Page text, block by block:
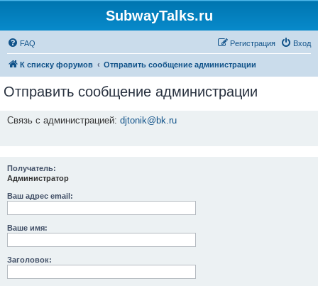
SubwayTalks.ru
FAQ Вход
Регистрация
К списку форумов Отправить сообщение администрации
Отправить сообщение администрации
Связь с администрацией: djtonik@bk.ru
Получатель:
Администратор
Ваш адрес email:
Ваше имя:
Заголовок: